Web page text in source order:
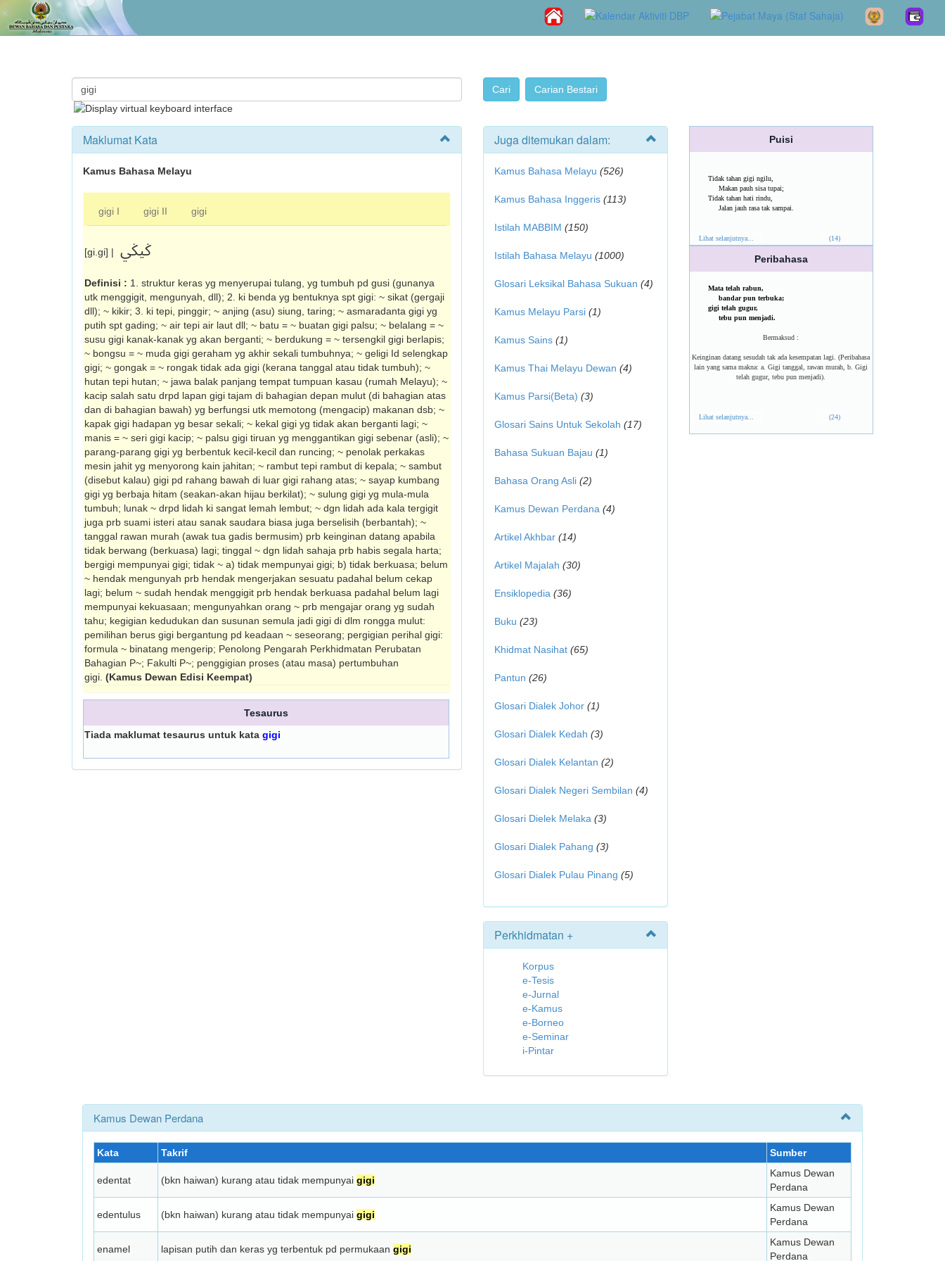
Maklumat Kata
Kamus Bahasa Melayu
gigi I gigi II gigi
[gi.gi] | ݢيݢي
Definisi : 1. struktur keras yg menyerupai tulang, yg tumbuh pd gusi (gunanya
utk menggigit, mengunyah, dll); 2. ki benda yg bentuknya spt gigi: ~ sikat (gergaji
dll); ~ kikir; 3. ki tepi, pinggir; ~ anjing (asu) siung, taring; ~ asmaradanta gigi yg
putih spt gading; ~ air tepi air laut dll; ~ batu = ~ buatan gigi palsu; ~ belalang = ~
susu gigi kanak-kanak yg akan berganti; ~ berdukung = ~ tersengkil gigi berlapis;
~ bongsu = ~ muda gigi geraham yg akhir sekali tumbuhnya; ~ geligi Id selengkap
gigi; ~ gongak = ~ rongak tidak ada gigi (kerana tanggal atau tidak tumbuh); ~
hutan tepi hutan; ~ jawa balak panjang tempat tumpuan kasau (rumah Melayu); ~
kacip salah satu drpd lapan gigi tajam di bahagian depan mulut (di bahagian atas
dan di bahagian bawah) yg berfungsi utk memotong (mengacip) makanan dsb; ~
kapak gigi hadapan yg besar sekali; ~ kekal gigi yg tidak akan berganti lagi; ~
manis = ~ seri gigi kacip; ~ palsu gigi tiruan yg menggantikan gigi sebenar (asli); ~
parang-parang gigi yg berbentuk kecil-kecil dan runcing; ~ penolak perkakas
mesin jahit yg menyorong kain jahitan; ~ rambut tepi rambut di kepala; ~ sambut
(disebut kalau) gigi pd rahang bawah di luar gigi rahang atas; ~ sayap kumbang
gigi yg berbaja hitam (seakan-akan hijau berkilat); ~ sulung gigi yg mula-mula
tumbuh; lunak ~ drpd lidah ki sangat lemah lembut; ~ dgn lidah ada kala tergigit
juga prb suami isteri atau sanak saudara biasa juga berselisih (berbantah); ~
tanggal rawan murah (awak tua gadis bermusim) prb keinginan datang apabila
tidak berwang (berkuasa) lagi; tinggal ~ dgn lidah sahaja prb habis segala harta;
bergigi mempunyai gigi; tidak ~ a) tidak mempunyai gigi; b) tidak berkuasa; belum
~ hendak mengunyah prb hendak mengerjakan sesuatu padahal belum cekap
lagi; belum ~ sudah hendak menggigit prb hendak berkuasa padahal belum lagi
mempunyai kekuasaan; mengunyahkan orang ~ prb mengajar orang yg sudah
tahu; kegigian kedudukan dan susunan semula jadi gigi di dlm rongga mulut:
pemilihan berus gigi bergantung pd keadaan ~ seseorang; pergigian perihal gigi:
formula ~ binatang mengerip; Penolong Pengarah Perkhidmatan Perubatan
Bahagian P~; Fakulti P~; penggigian proses (atau masa) pertumbuhan
gigi. (Kamus Dewan Edisi Keempat)
Tesaurus
Tiada maklumat tesaurus untuk kata gigi
Juga ditemukan dalam:
Kamus Bahasa Melayu (526)
Kamus Bahasa Inggeris (113)
Istilah MABBIM (150)
Istilah Bahasa Melayu (1000)
Glosari Leksikal Bahasa Sukuan (4)
Kamus Melayu Parsi (1)
Kamus Sains (1)
Kamus Thai Melayu Dewan (4)
Kamus Parsi(Beta) (3)
Glosari Sains Untuk Sekolah (17)
Bahasa Sukuan Bajau (1)
Bahasa Orang Asli (2)
Kamus Dewan Perdana (4)
Artikel Akhbar (14)
Artikel Majalah (30)
Ensiklopedia (36)
Buku (23)
Khidmat Nasihat (65)
Pantun (26)
Glosari Dialek Johor (1)
Glosari Dialek Kedah (3)
Glosari Dialek Kelantan (2)
Glosari Dialek Negeri Sembilan (4)
Glosari Dielek Melaka (3)
Glosari Dialek Pahang (3)
Glosari Dialek Pulau Pinang (5)
Perkhidmatan +
Korpus
e-Tesis
e-Jurnal
e-Kamus
e-Borneo
e-Seminar
i-Pintar
Puisi
Tidak tahan gigi ngilu,
Makan pauh sisa tupai;
Tidak tahan hati rindu,
Jalan jauh rasa tak sampai.
Lihat selanjutnya... (14)
Peribahasa
Mata telah rabun,
bandar pun terbuka;
gigi telah gugur,
tebu pun menjadi.
Bermaksud :
Keinginan datang sesudah tak ada kesempatan lagi. (Peribahasa
lain yang sama makna: a. Gigi tanggal, rawan murah, b. Gigi
telah gugur, tebu pun menjadi).
Lihat selanjutnya... (24)
Kamus Dewan Perdana
Kata Takrif Sumber
edentat (bkn haiwan) kurang atau tidak mempunyai gigi
Kamus Dewan
Perdana
edentulus (bkn haiwan) kurang atau tidak mempunyai gigi
Kamus Dewan
Perdana
enamel lapisan putih dan keras yg terbentuk pd permukaan gigi
Kamus Dewan
Perdana